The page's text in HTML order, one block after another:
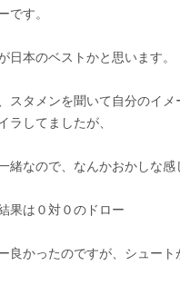
です。
日本のベストかと思います。
スタメンを聞いて自分のイ
ラしてましたが、
緒なので、なんかおかしな感
果は０対０のドロー
良かったのですが、シュート